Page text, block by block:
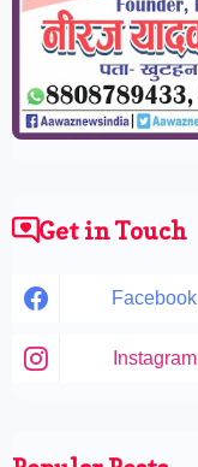
Get in Touch
Facebook
Instagram